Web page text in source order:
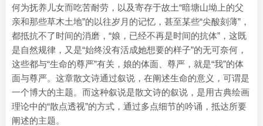
何为抚养儿女而吃苦耐劳，以及寄存于故土“暗塘山坳上的父
亲和那些草木土地”的以往岁月的记忆，甚至某些“尖酸刻薄”，
都抵抗不了时间的消磨，“娘，已经不再是时间的抗体”，这既
是自然规律，又是“始终没有活成她想要的样子”的无可奈何，
这些都与“生命的尊严”有关，娘的体面、尊严，就是“我”的体
面与尊严。这章散文诗通过叙说，在阐述生命的意义，可谓是
一个博大的主题。而这种叙说是散文诗的叙说，是用古典绘画
理论中的“散点透视”的方式，通过多点细节的吟诵，抵达所要
阐述的主题。